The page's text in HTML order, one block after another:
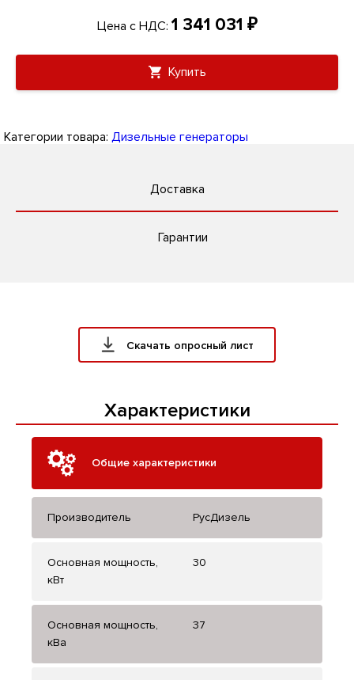
Цена с НДС: 1 341 031 ₽
Купить
Категории товара: Дизельные генераторы
Доставка
Гарантии
Скачать опросный лист
Характеристики
Общие характеристики
Производитель РусДизель
Основная мощность,
кВт
30
Основная мощность,
кВа
37